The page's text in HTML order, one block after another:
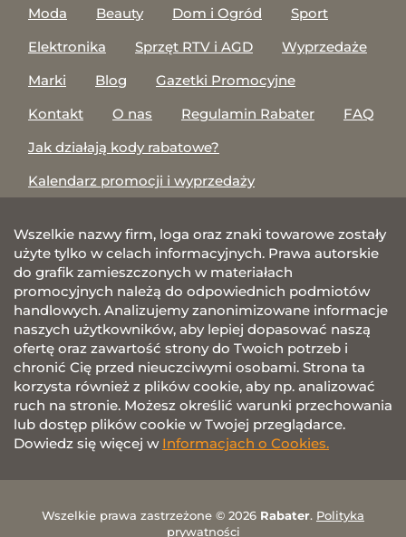
Moda Beauty Dom i Ogród
Sport
Elektronika
Sprzęt RTV i AGD
Wyprzedaże
Marki
Blog
Gazetki Promocyjne
Kontakt
O nas Regulamin Rabater
FAQ
Jak działają kody rabatowe?
Kalendarz promocji i wyprzedaży
Wszelkie nazwy firm, loga oraz znaki towarowe zostały
użyte tylko w celach informacyjnych. Prawa autorskie
do grafik zamieszczonych w materiałach
promocyjnych należą do odpowiednich podmiotów
handlowych. Analizujemy zanonimizowane informacje
naszych użytkowników, aby lepiej dopasować naszą
ofertę oraz zawartość strony do Twoich potrzeb i
chronić Cię przed nieuczciwymi osobami. Strona ta
korzysta również z plików cookie, aby np. analizować
ruch na stronie. Możesz określić warunki przechowania
lub dostęp plików cookie w Twojej przeglądarce.
Dowiedz się więcej w Informacjach o Cookies.
Wszelkie prawa zastrzeżone © 2026 Rabater. Polityka
prywatności